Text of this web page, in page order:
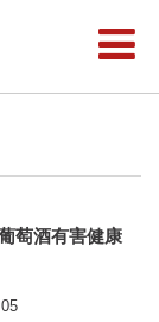
萄酒有害健康